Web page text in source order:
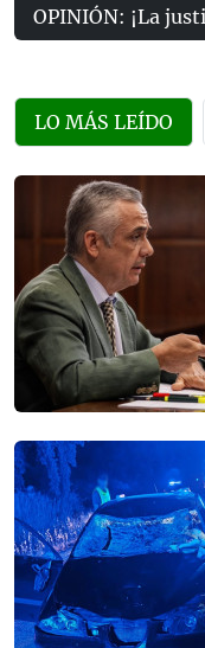
OPINIÓN: ¡La
LO MÁS LEÍDO